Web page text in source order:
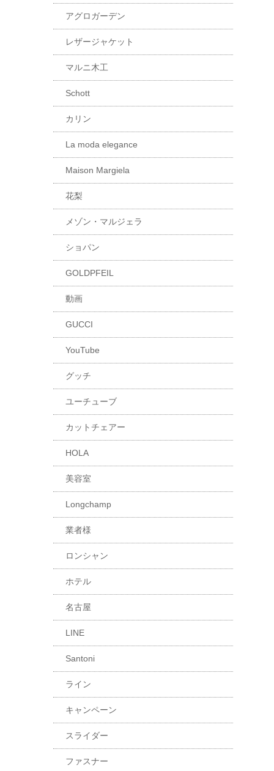
アグロガーデン
レザージャケット
マルニ木工
Schott
カリン
La moda elegance
Maison Margiela
花梨
メゾン・マルジェラ
ショパン
GOLDPFEIL
動画
GUCCI
YouTube
グッチ
ユーチューブ
カットチェアー
HOLA
美容室
Longchamp
業者様
ロンシャン
ホテル
名古屋
LINE
Santoni
ライン
キャンペーン
スライダー
ファスナー